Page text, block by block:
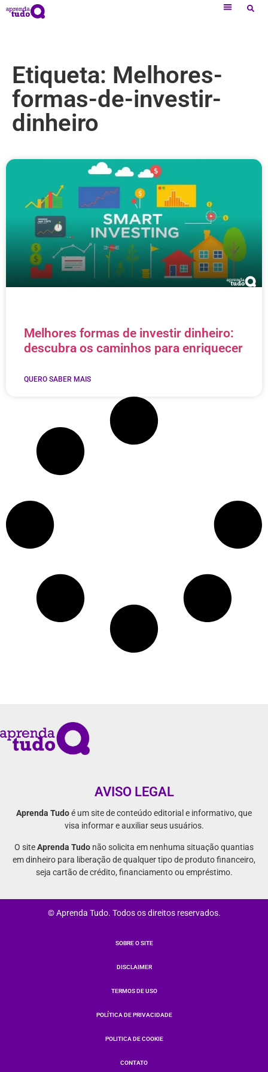
Etiqueta: Melhores-
formas-de-investir-
dinheiro
Melhores formas de investir dinheiro:
descubra os caminhos para enriquecer
QUERO SABER MAIS
AVISO LEGAL
Aprenda Tudoé um site de conteúdo editorial e informativo, que
visa informar e auxiliar seus usuários.
O siteAprenda Tudo não solicita em nenhuma situação quantias
em dinheiro para liberação de qualquer tipo de produto financeiro,
seja cartão de crédito, financiamento ou empréstimo.
© Aprenda Tudo. Todos os direitos reservados.
SOBRE O SITE
DISCLAIMER
TERMOS DE USO
POLÍTICA DE PRIVACIDADE
POLITICA DE COOKIE
CONTATO